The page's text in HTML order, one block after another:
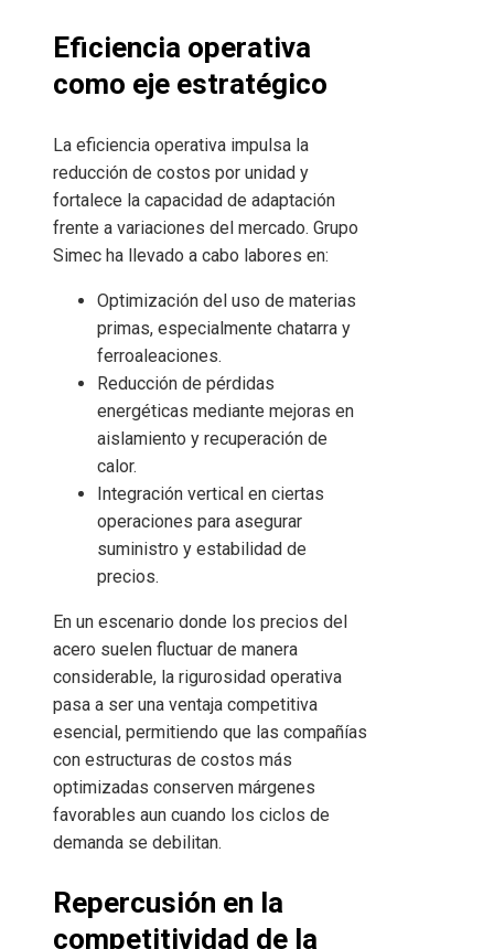
Eficiencia operativa
como eje estratégico
La eficiencia operativa impulsa la
reducción de costos por unidad y
fortalece la capacidad de adaptación
frente a variaciones del mercado. Grupo
Simec ha llevado a cabo labores en:
Optimización del uso de materias
primas, especialmente chatarra y
ferroaleaciones.
Reducción de pérdidas
energéticas mediante mejoras en
aislamiento y recuperación de
calor.
Integración vertical en ciertas
operaciones para asegurar
suministro y estabilidad de
precios.
En un escenario donde los precios del
acero suelen fluctuar de manera
considerable, la rigurosidad operativa
pasa a ser una ventaja competitiva
esencial, permitiendo que las compañías
con estructuras de costos más
optimizadas conserven márgenes
favorables aun cuando los ciclos de
demanda se debilitan.
Repercusión en la
competitividad de la